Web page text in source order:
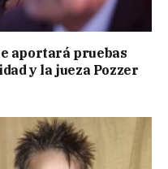
aportará pruebas
y la jueza Pozzer